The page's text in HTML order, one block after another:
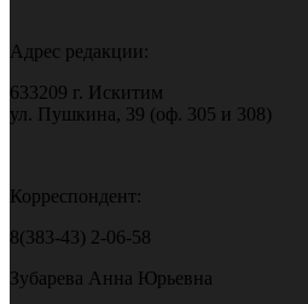
Адрес редакции:
633209 г. Искитим
ул. Пушкина, 39 (оф. 305 и 308)
Корреспондент:
8(383-43) 2-06-58
Зубарева Анна Юрьевна